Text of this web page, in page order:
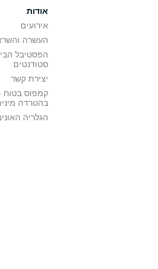
אודות
אירועים
העשרה
הפסטיבל
סטודנטים
יצירת קשר
קמפוס בטוח
בהטרדה
הגלריה